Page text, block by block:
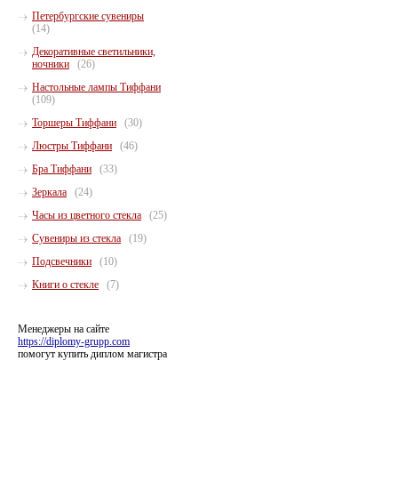
Петербургские сувениры
(14)
Декоративные светильники,
ночники
(26)
Настольные лампы Тиффани
(109)
Торшеры Тиффани
(30)
Люстры Тиффани
(46)
Бра Тиффани
(33)
Зеркала
(24)
Часы из цветного стекла
(25)
Сувениры из стекла
(19)
Подсвечники
(10)
Книги о стекле
(7)
Менеджеры на сайте
https://diplomy-grupp.com
помогут купить диплом магистра